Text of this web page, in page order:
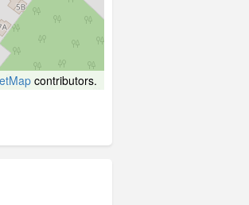
contributors.